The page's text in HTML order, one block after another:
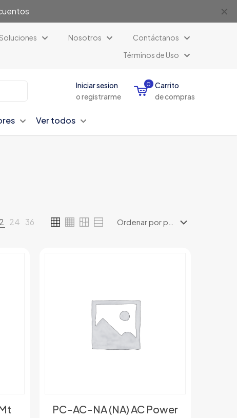
✕
Nosotros
Contáctanos
Términos de Uso
Iniciar sesion
o registrarme
0
Carrito
de compras
Ver todos
24 36
PC-AC-NA (NA) AC Power